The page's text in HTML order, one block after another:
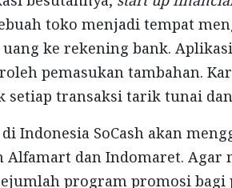
toko menjadi tempat
ke rekening bank.
pemasukan tambahan.
setiap transaksi tarik tunai
di Indonesia SoCash akan
dan Indomaret. Agar
program promosi bagi